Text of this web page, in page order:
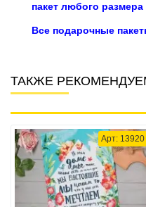
пакет любого
Все подарочные
ТАКЖЕ
Арт: 13920